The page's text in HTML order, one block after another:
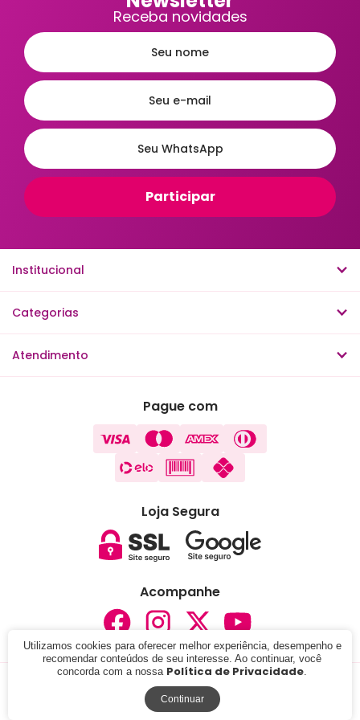
Receba novidades
Institucional
Categorias
Atendimento
Pague com
Loja Segura
Acompanhe
os direitos reservados.
Utilizamos cookies para oferecer melhor experiência, desempenho e
recomendar conteúdos de seu interesse. Ao continuar, você
concorda com a nossa Política de Privacidade.
Continuar